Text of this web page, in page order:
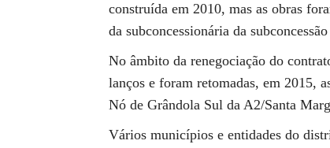
construída em 2010, mas as obras
da subconcessionária da
No âmbito da renegociação do
lanços e foram retomadas, em 2015,
Nó de Grândola Sul da A2/Santa
Vários municípios e entidades do